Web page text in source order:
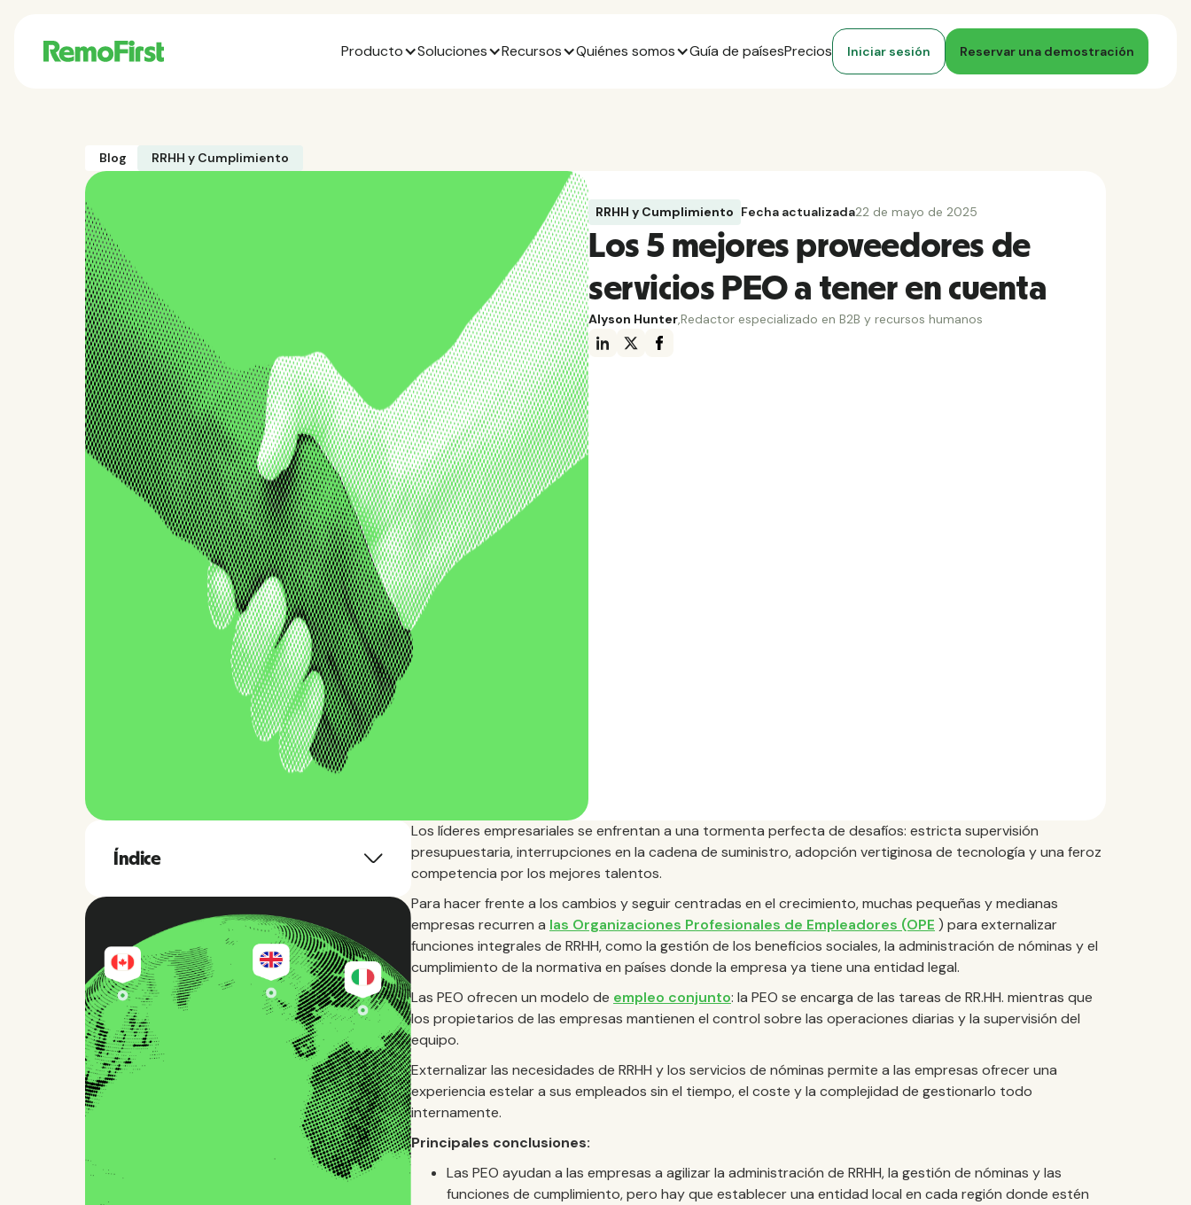
Producto Soluciones Recursos Quiénes somos Guía de paísesPrecios Iniciar sesión Reservar una demostración
Blog RRHH y Cumplimiento
RRHH y Cumplimiento Fecha actualizada22 de mayo de 2025
Los 5 mejores proveedores de
servicios PEO a tener en cuenta
Alyson Hunter,Redactor especializado en B2B y recursos humanos
Índice
Los líderes empresariales se enfrentan a una tormenta perfecta de desafíos: estricta supervisión
presupuestaria, interrupciones en la cadena de suministro, adopción vertiginosa de tecnología y una feroz
competencia por los mejores talentos.
Para hacer frente a los cambios y seguir centradas en el crecimiento, muchas pequeñas y medianas
empresas recurren a las Organizaciones Profesionales de Empleadores (OPE ) para externalizar
funciones integrales de RRHH, como la gestión de los beneficios sociales, la administración de nóminas y el
cumplimiento de la normativa en países donde la empresa ya tiene una entidad legal.
Las PEO ofrecen un modelo de empleo conjunto: la PEO se encarga de las tareas de RR.HH. mientras que
los propietarios de las empresas mantienen el control sobre las operaciones diarias y la supervisión del
equipo.
Externalizar las necesidades de RRHH y los servicios de nóminas permite a las empresas ofrecer una
experiencia estelar a sus empleados sin el tiempo, el coste y la complejidad de gestionarlo todo
internamente.
Principales conclusiones:
Las PEO ayudan a las empresas a agilizar la administración de RRHH, la gestión de nóminas y las
funciones de cumplimiento, pero hay que establecer una entidad local en cada región donde estén